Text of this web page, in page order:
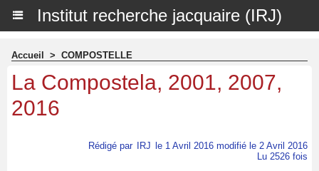
Institut recherche jacquaire (IRJ)
Accueil > COMPOSTELLE
La Compostela, 2001, 2007,
2016
Rédigé par IRJ
le 1 Avril 2016 modifié le 2 Avril 2016
Lu 2526 fois